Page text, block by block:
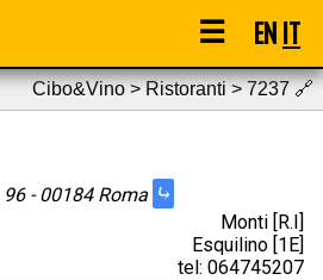
☰ ENIT
Cibo&Vino > Ristoranti > 7237🔗
- 00184 Roma ⤷
Monti [R.I]
Esquilino [1E]
tel: 064745207